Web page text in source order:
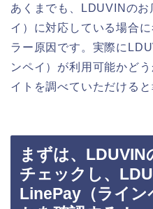
あくまでも、LDUVINの
イ）に対応している場合
ラー原因です。実際に
ンペイ）が利用可能かど
イトを調べていただけると
まずは、
チェックし、
LinePay（ライン